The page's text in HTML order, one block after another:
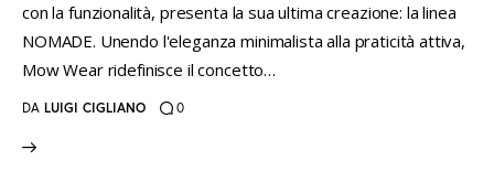
con la funzionalità, presenta la sua ultima creazione: la linea
NOMADE. Unendo l'eleganza minimalista alla praticità attiva,
Mow Wear ridefinisce il concetto…
DA LUIGI CIGLIANO 0